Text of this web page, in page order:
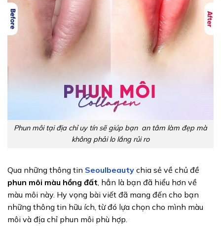
Phun môi tại địa chỉ uy tín sẽ giúp bạn an tâm làm đẹp mà
không phải lo lắng rủi ro
Qua những thông tin Seoulbeauty chia sẻ về chủ đề
phun môi màu hồng đất, hẳn là bạn đã hiểu hơn về
màu môi này. Hy vọng bài viết đã mang đến cho bạn
những thông tin hữu ích, từ đó lựa chọn cho mình màu
môi và địa chỉ phun môi phù hợp.